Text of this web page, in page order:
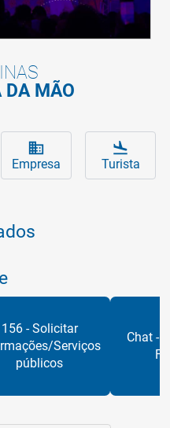
DA MÃO
você
assuntos que interessam ao
business
Empresa
Serviços da Prefeitura
flight_land
Turista
156 - Solicitar
Serviços
públicos
Chat -